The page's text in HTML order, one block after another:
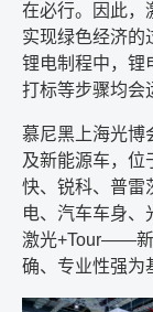
在必行。因此，
实现绿色经济的
锂电制程中，锂
打标等步骤均会
慕尼黑上海光博
及新能源车，位
快、锐科、普雷
电、汽车车身、
激光+Tour——
确、专业性强为